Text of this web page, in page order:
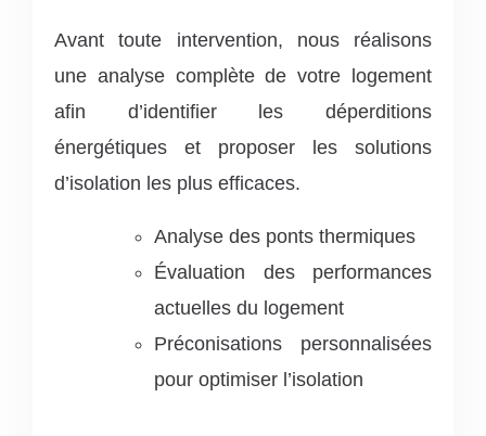
Avant toute intervention, nous réalisons
une analyse complète de votre logement
afin d’identifier les déperditions
énergétiques et proposer les solutions
d’isolation les plus efficaces.
Analyse des ponts thermiques
Évaluation des performances
actuelles du logement
Préconisations personnalisées
pour optimiser l’isolation